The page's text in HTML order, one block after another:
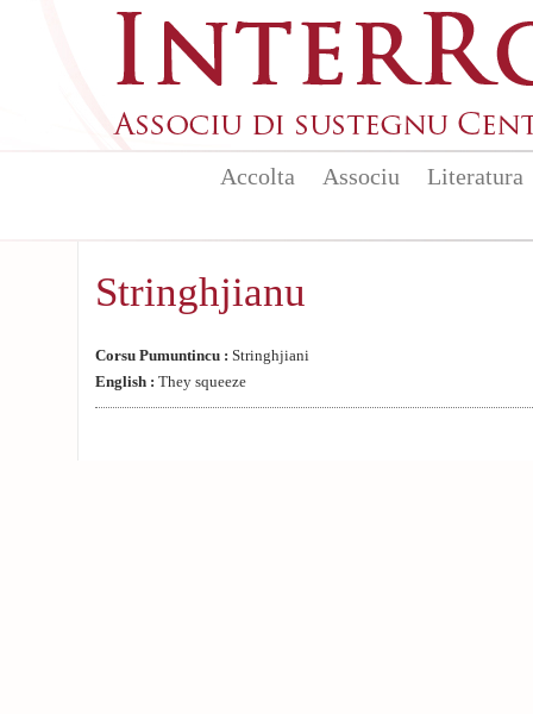
Accolta Associu Literatura
Stringhjianu
Corsu Pumuntincu : Stringhjiani
English : They squeeze